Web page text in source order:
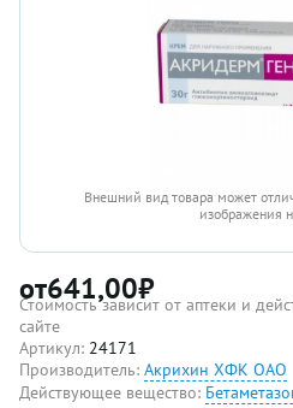
Внешний вид товара может
изображения
от641,00₽
Стоимость зависит от аптеки и
сайте
Артикул: 24171
Производитель: Акрихин ХФК ОАО
Действующее вещество: